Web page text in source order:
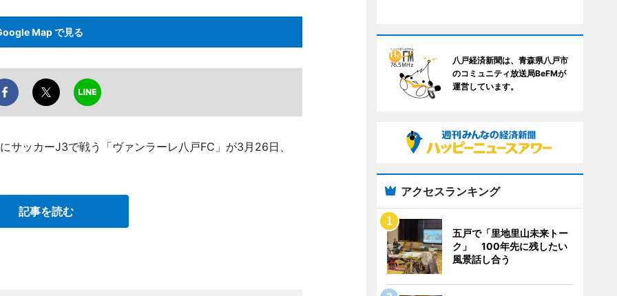
Map で見る
サッカーJ3で戦う「ヴァンラーレ八戸FC」が3月26日、
記事を読む
八戸経済新聞は、青森県八戸市
のコミュニティ放送局BeFMが
運営しています。
アクセスランキング
五戸で「里地里山未来トー
ク」 100年先に残したい
風景話し合う